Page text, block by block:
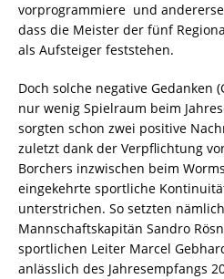
vorprogrammiere  und
dass die Meister der fünf
als Aufsteiger feststehen.
Doch solche negative
nur wenig Spielraum beim
sorgten schon zwei positive
zuletzt dank der Verpflichtung
Borchers inzwischen beim
eingekehrte sportliche
unterstrichen. So setzten
Mannschaftskapitän Sandro
sportlichen Leiter Marcel
anlässlich des Jahresempfangs